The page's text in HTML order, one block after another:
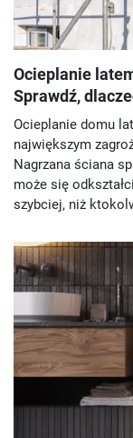
Ocieplanie
Sprawdź,
Ocieplanie domu
największym
Nagrzana ściana
może się
szybciej, niż